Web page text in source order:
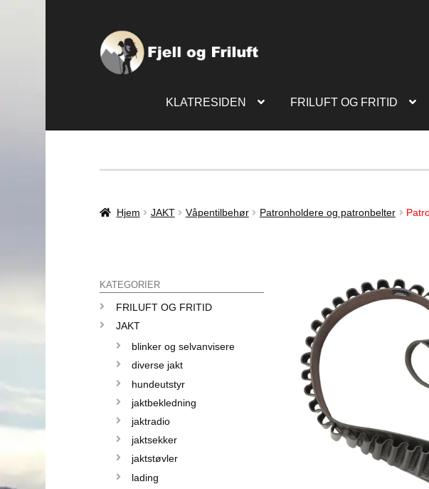
KLATRESIDEN FRILUFT OG FRITID
Hjem JAKT Våpentilbehør Patronholdere og patronbelter
KATEGORIER
FRILUFT OG FRITID
JAKT
blinker og selvanvisere
diverse jakt
hundeutstyr
jaktbekledning
jaktradio
jaktsekker
jaktstøvler
lading